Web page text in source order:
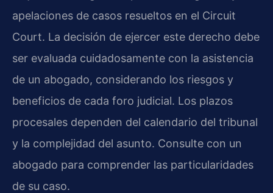
apelaciones de casos resueltos en el Circuit
Court. La decisión de ejercer este derecho debe
ser evaluada cuidadosamente con la asistencia
de un abogado, considerando los riesgos y
beneficios de cada foro judicial. Los plazos
procesales dependen del calendario del tribunal
y la complejidad del asunto. Consulte con un
abogado para comprender las particularidades
de su caso.